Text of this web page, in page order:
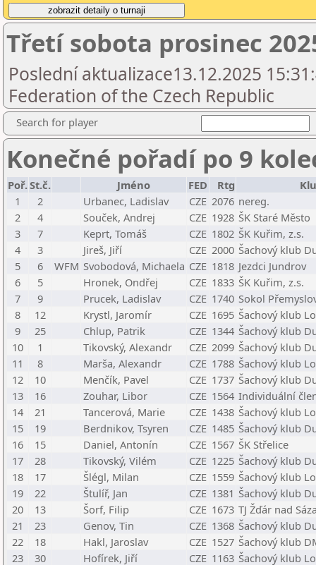
Třetí sobota prosinec
Poslední aktualizace13.12.2025
Federation of the Czech Republic
Search for player
Konečné pořadí po 9
Poř.St.č. Jméno FED Rtg
1
2 Urbanec, Ladislav CZE 2076 nereg.
2
4 Souček, Andrej CZE 1928 ŠK Staré Město
3
7 Keprt, Tomáš CZE 1802 ŠK Kuřim, z.s.
4
3 Jireš, Jiří CZE 2000 Šachový klub
5
6 WFM Svobodová, Michaela CZE 1818 Jezdci Jundrov
6
5 Hronek, Ondřej CZE 1833 ŠK Kuřim, z.s.
7
9 Prucek, Ladislav CZE 1740 Sokol
8
12 Krystl, Jaromír CZE 1695 Šachový klub
9
25 Chlup, Patrik CZE 1344 Šachový klub
10
1 Tikovský, Alexandr CZE 2099 Šachový klub
11
8 Marša, Alexandr CZE 1788 Šachový klub
12
10 Menčík, Pavel CZE 1737 Šachový klub
13
16 Zouhar, Libor CZE 1564 Individuální
14
21 Tancerová, Marie CZE 1438 Šachový klub
15
19 Berdnikov, Tsyren CZE 1485 Šachový klub
16
15 Daniel, Antonín CZE 1567 ŠK Střelice
17
28 Tikovský, Vilém CZE 1225 Šachový klub
18
17 Šlégl, Milan CZE 1559 Šachový klub
19
22 Štulíř, Jan CZE 1381 Šachový klub
20
13 Šorf, Filip CZE 1673 TJ Žďár nad
21
23 Genov, Tin CZE 1368 Šachový klub
22
18 Hakl, Jaroslav CZE 1527 Šachový klub
23
30 Hofírek, Jiří CZE 1163 Šachový klub